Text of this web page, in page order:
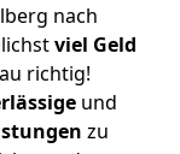
nach
viel Geld
richtig!
und
zu